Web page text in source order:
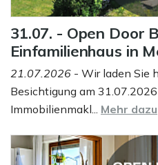
31.07. - Open Door
Einfamilienhaus in
21.07.2026 - Wir laden Sie
Besichtigung am
Immobilienmakl... Mehr dazu